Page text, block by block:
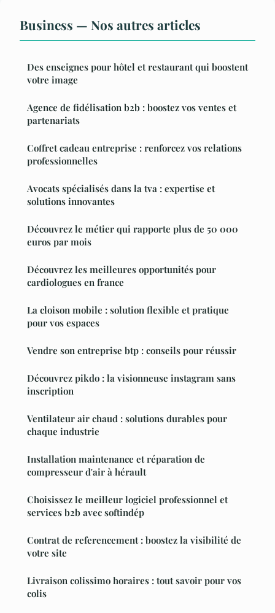
Business — Nos autres articles
Des enseignes pour hôtel et restaurant qui boostent
votre image
Agence de fidélisation b2b : boostez vos ventes et
partenariats
Coffret cadeau entreprise : renforcez vos relations
professionnelles
Avocats spécialisés dans la tva : expertise et
solutions innovantes
Découvrez le métier qui rapporte plus de 50 000
euros par mois
Découvrez les meilleures opportunités pour
cardiologues en france
La cloison mobile : solution flexible et pratique
pour vos espaces
Vendre son entreprise btp : conseils pour réussir
Découvrez pikdo : la visionneuse instagram sans
inscription
Ventilateur air chaud : solutions durables pour
chaque industrie
Installation maintenance et réparation de
compresseur d'air à hérault
Choisissez le meilleur logiciel professionnel et
services b2b avec softindép
Contrat de referencement : boostez la visibilité de
votre site
Livraison colissimo horaires : tout savoir pour vos
colis